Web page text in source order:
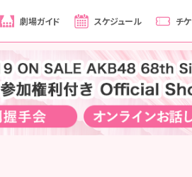
劇場ガイド スケジュール チ